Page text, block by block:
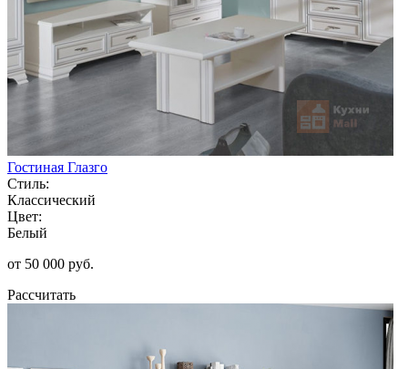
Гостиная Глазго
Стиль:
Классический
Цвет:
Белый
от 50 000 руб.
Рассчитать